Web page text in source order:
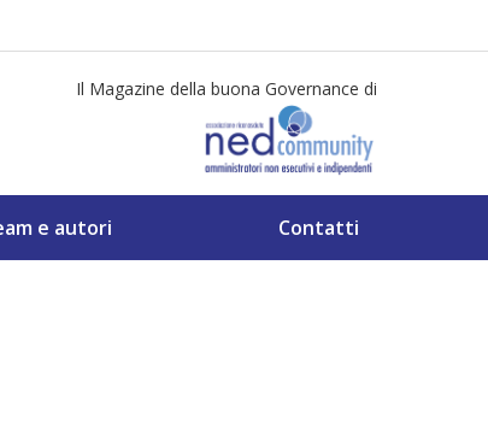
Il Magazine della buona Governance di
e autori Contatti